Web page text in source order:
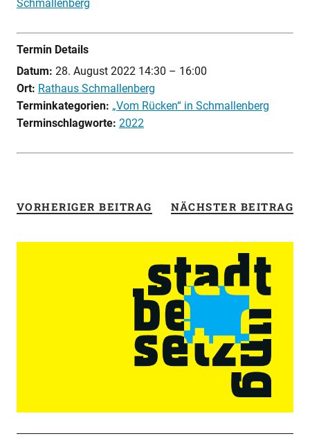
Schmallenberg
Termin Details
Datum: 28. August 2022 14:30 – 16:00
Ort: Rathaus Schmallenberg
Terminkategorien: „Vom Rücken“ in Schmallenberg
Terminschlagworte: 2022
VORHERIGER BEITRAG NÄCHSTER BEITRAG